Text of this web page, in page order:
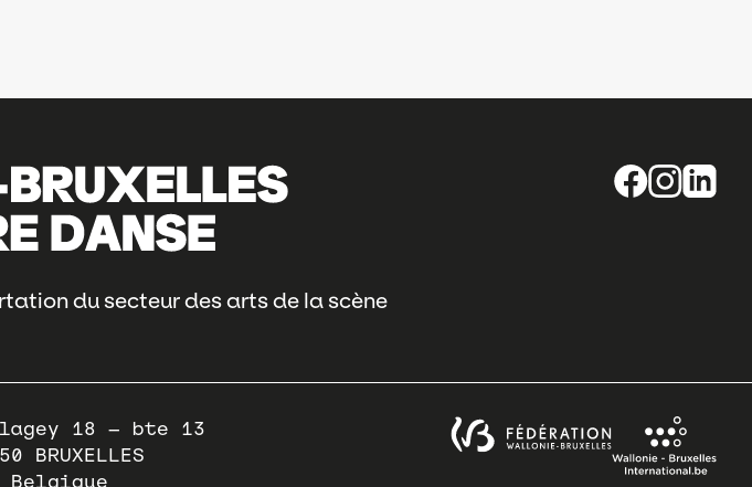
du secteur des arts de la scène
18 – bte 13
BRUXELLES
Belgique